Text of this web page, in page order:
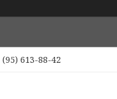
(95) 613-88-42